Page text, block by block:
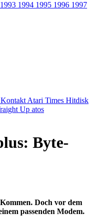
1993 1994 1995 1996 1997
Atari Times Hitdisk
Up atos
Byte-
Doch vor dem
passenden Modem.